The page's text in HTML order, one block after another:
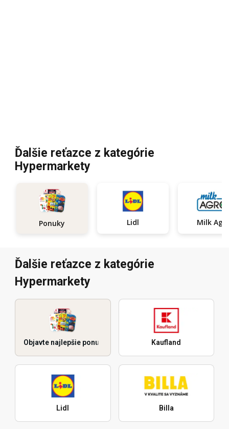
Ďalšie reťazce z kategórie
Hypermarkety
Ponuky Lidl Milk
Ďalšie reťazce z kategórie
Hypermarkety
Objavte najlepšie ponuky Kaufland
Lidl Billa